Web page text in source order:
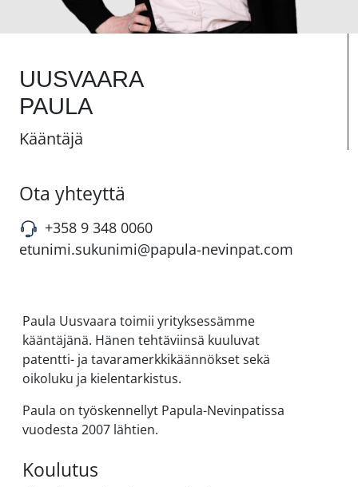
UUSVAARA
PAULA
Kääntäjä
Ota yhteyttä
+358 9 348 0060
etunimi.sukunimi@papula-nevinpat.com
Paula Uusvaara toimii yrityksessämme
kääntäjänä. Hänen tehtäviinsä kuuluvat
patentti- ja tavaramerkkikäännökset sekä
oikoluku ja kielentarkistus.
Paula on työskennellyt Papula-Nevinpatissa
vuodesta 2007 lähtien.
Koulutus